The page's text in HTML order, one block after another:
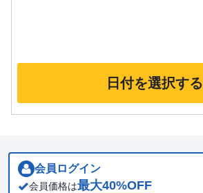
日付を選択する
会員ログイン
会員価格は最大40%OFF